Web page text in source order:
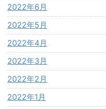
2022年6月
2022年5月
2022年4月
2022年3月
2022年2月
2022年1月